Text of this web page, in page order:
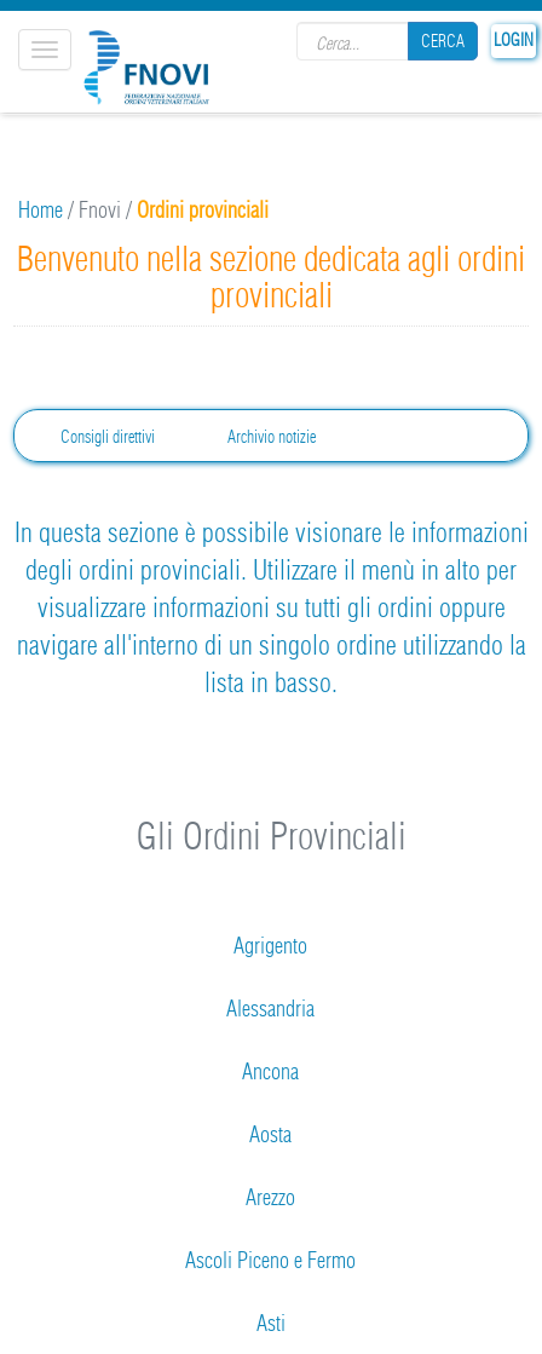
LOGIN
CERCA
Toggle
navigation
Home/ Fnovi / Ordini provinciali
Benvenuto nella sezione dedicata agli ordini
provinciali
Consigli direttivi Archivio notizie
In questa sezione è possibile visionare le informazioni
degli ordini provinciali. Utilizzare il menù in alto per
visualizzare informazioni su tutti gli ordini oppure
navigare all'interno di un singolo ordine utilizzando la
lista in basso.
Gli Ordini Provinciali
Agrigento
Alessandria
Ancona
Aosta
Arezzo
Ascoli Piceno e Fermo
Asti